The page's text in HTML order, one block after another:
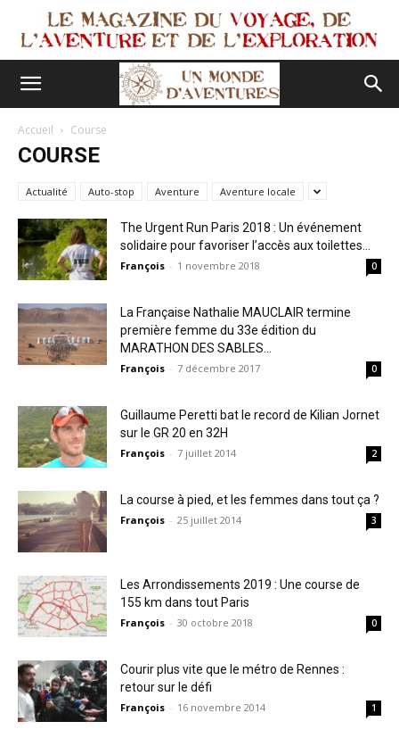
Accueil Course
COURSE
Actualité Auto-stop Aventure Aventure locale
The Urgent Run Paris 2018 : Un événement
solidaire pour favoriser l’accès aux toilettes...
François - 1 novembre 2018 0
La Française Nathalie MAUCLAIR termine
première femme du 33e édition du
MARATHON DES SABLES...
François - 7 décembre 2017 0
Guillaume Peretti bat le record de Kilian Jornet
sur le GR 20 en 32H
François - 7 juillet 2014 2
La course à pied, et les femmes dans tout ça ?
François - 25 juillet 2014 3
Les Arrondissements 2019 : Une course de
155 km dans tout Paris
François - 30 octobre 2018 0
Courir plus vite que le métro de Rennes :
retour sur le défi
François - 16 novembre 2014 1